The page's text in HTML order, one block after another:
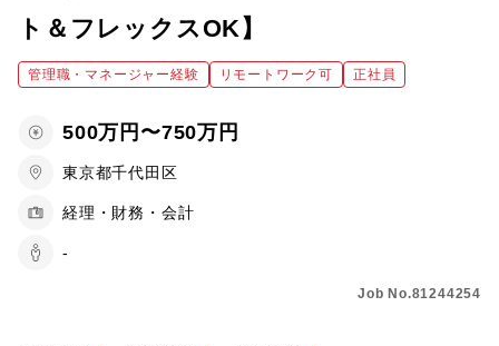
ト＆フレックスOK】
管理職・マネージャー経験 リモートワーク可 正社員
500万円〜750万円
東京都千代田区
経理・財務・会計
-
Job No.81244254